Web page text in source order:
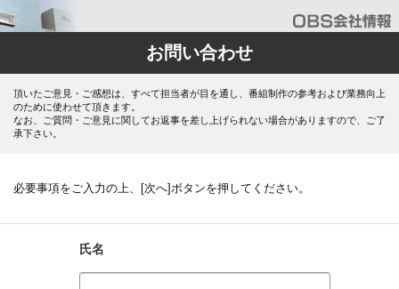
お問い合わせ
頂いたご意見・ご感想は、すべて担当者が目を通し、番組制作の参考および業務向上
のために使わせて頂きます。
なお、ご質問・ご意見に関してお返事を差し上げられない場合がありますので、ご了
承下さい。
必要事項をご入力の上、[次へ]ボタンを押してください。
氏名